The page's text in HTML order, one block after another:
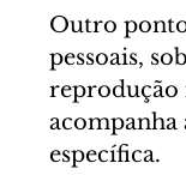
Outro
pessoais,
reprodução
acompanha
específica.